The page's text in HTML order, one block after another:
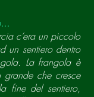
c’era un piccolo
un sentiero dentro
La frangola è
che cresce
fine del sentiero,